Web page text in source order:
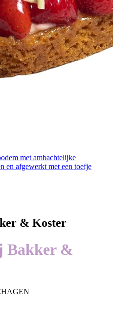
met ambachtelijke
en afgewerkt met een toefje
& Koster
Bakker &